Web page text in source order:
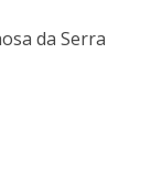
da Serra